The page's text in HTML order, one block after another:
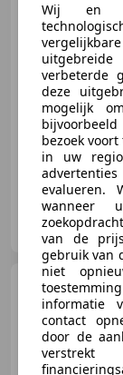
02/1997
Autobedrijf J. Cats
NL-8748 BM
Wij en
verbeterde
deze
mogelijk
bezoek
in uw
evalueren.
wanneer
van de
gebruik van
niet
informatie
contact
door de